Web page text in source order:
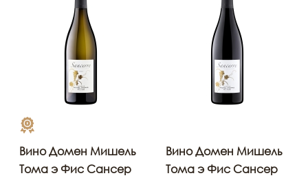
Вино Домен Мишель
Тома э Фис Сансер
Вино Домен Мишель
Тома э Фис Сансер